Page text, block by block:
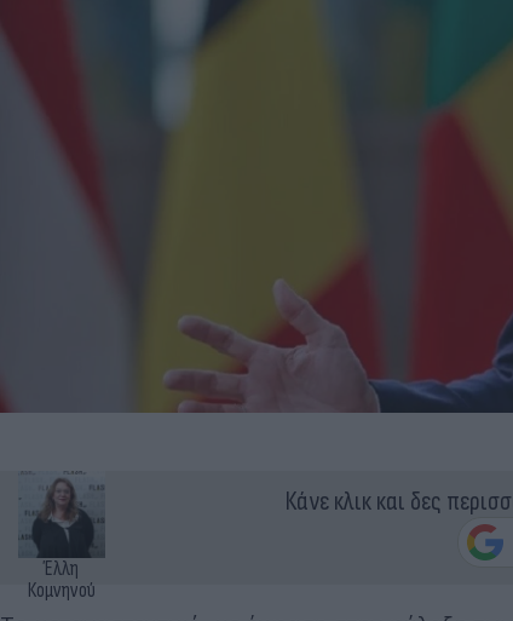
Έλλη
Κομνηνού
Κάνε κλικ και δες